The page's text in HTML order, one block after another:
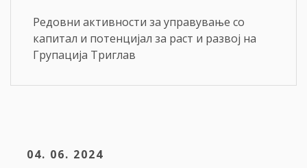
Редовни активности за управување со
капитал и потенцијал за раст и развој на
Групација Триглав
04. 06. 2024